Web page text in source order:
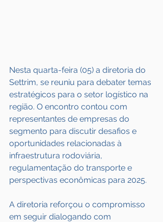
Nesta quarta-feira (05) a diretoria do
Settrim, se reuniu para debater temas
estratégicos para o setor logístico na
região. O encontro contou com
representantes de empresas do
segmento para discutir desafios e
oportunidades relacionadas à
infraestrutura rodoviária,
regulamentação do transporte e
perspectivas econômicas para 2025.
A diretoria reforçou o compromisso
em seguir dialogando com